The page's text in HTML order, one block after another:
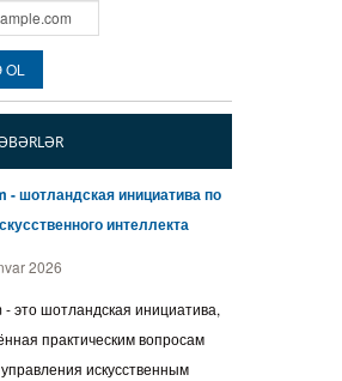
- шотландская инициатива по
интеллекта
2026
- это шотландская инициатива,
практическим вопросам
искусственным